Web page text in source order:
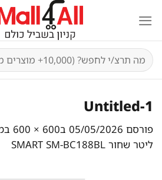
content
חיפוש
עבור:
Untitled-1
פורסם 05/05/2026 ב600 × 600 ב
ליטר שחור SMART SM-BC188BL